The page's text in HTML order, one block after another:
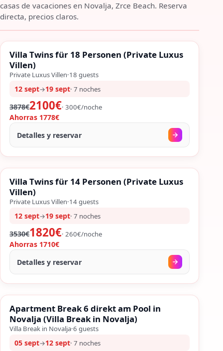
casas de vacaciones en Novalja, Zrce Beach. Reserva
directa, precios claros.
SALES
− 46%
SEMANA
Villa Twins für 18 Personen (Private Luxus
Villen)
Private Luxus Villen·18 guests
12 sept→19 sept· 7 noches
3878€2100€· 300€/noche
Ahorras 1778€
Detalles y reservar
SALES
− 48%
SEMANA
Villa Twins für 14 Personen (Private Luxus
Villen)
Private Luxus Villen·14guests
12 sept→19 sept· 7 noches
3530€1820€· 260€/noche
Ahorras 1710€
Detalles y reservar
SALES
−56
SEMANA
Apartment Break 6 direkt am Pool in
Novalja (Villa Break in Novalja)
Villa Break in Novalja·6 guests
05 sept→12 sept· 7 noches